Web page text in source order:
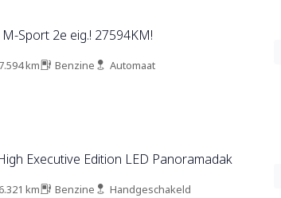
Sport 2e eig.! 27594KM!
km Benzine Automaat
Executive Edition LED Panoramadak
km Benzine Handgeschakeld